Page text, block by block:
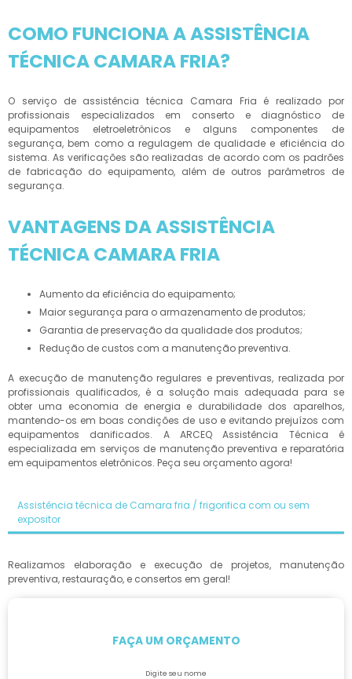
COMO FUNCIONA A ASSISTÊNCIA
TÉCNICA CAMARA FRIA?
O serviço de assistência técnica Camara Fria é realizado por
profissionais especializados em conserto e diagnóstico de
equipamentos eletroeletrônicos e alguns componentes de
segurança, bem como a regulagem de qualidade e eficiência do
sistema. As verificações são realizadas de acordo com os padrões
de fabricação do equipamento, além de outros parâmetros de
segurança.
VANTAGENS DA ASSISTÊNCIA
TÉCNICA CAMARA FRIA
Aumento da eficiência do equipamento;
Maior segurança para o armazenamento de produtos;
Garantia de preservação da qualidade dos produtos;
Redução de custos com a manutenção preventiva.
A execução de manutenção regulares e preventivas, realizada por
profissionais qualificados, é a solução mais adequada para se
obter uma economia de energia e durabilidade dos aparelhos,
mantendo-os em boas condições de uso e evitando prejuízos com
equipamentos danificados. A ARCEQ Assistência Técnica é
especializada em serviços de manutenção preventiva e reparatória
em equipamentos eletrônicos. Peça seu orçamento agora!
Assistência técnica de Camara fria / frigorifica com ou sem
expositor
Realizamos elaboração e execução de projetos, manutenção
preventiva, restauração, e consertos em geral!
FAÇA UM ORÇAMENTO
Digite seu nome